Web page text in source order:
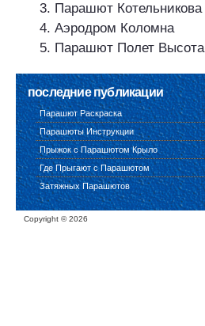
Парашют Котельникова
Аэродром Коломна
Парашют Полет Высота
последние публикации
Парашют Раскраска
Парашюты Инструкции
Прыжок с Парашютом Крыло
Где Прыгают с Парашютом
Затяжных Парашютов
Copyright ©2026